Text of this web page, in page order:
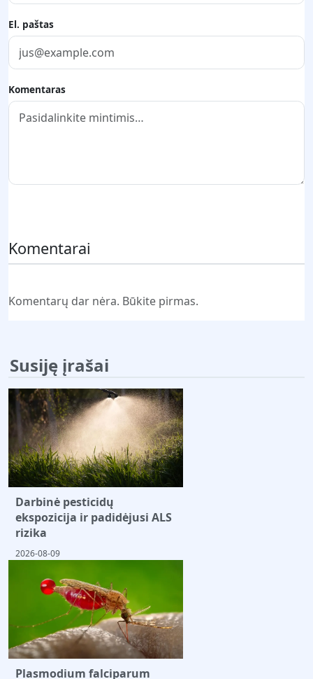
El. paštas
Komentaras
Komentarai
Komentarų dar nėra. Būkite pirmas.
Susiję įrašai
Darbinė pesticidų
ekspozicija ir padidėjusi ALS
rizika
2026-08-09
Plasmodium falciparum